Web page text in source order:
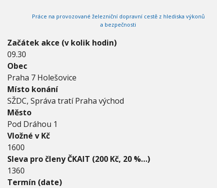
.
2
.
2
0
1
9
Práce na provozované železniční dopravní cestě z hlediska výkonů
a bezpečnosti
Začátek akce (v kolik hodin)
09.30
Obec
Praha 7 Holešovice
Místo konání
SŽDC, Správa tratí Praha východ
Město
Pod Dráhou 1
Vložné v Kč
1600
Sleva pro členy ČKAIT (200 Kč, 20 %…)
1360
Termín (date)